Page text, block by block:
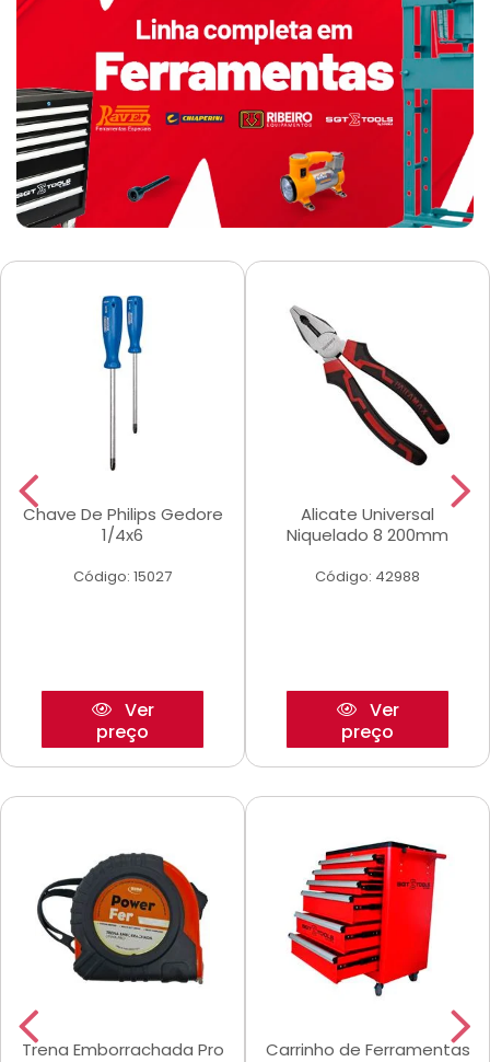
Chave De Philips Gedore
1/4x6
Código: 15027
Ver
preço
Alicate Universal
Niquelado 8 200mm
Código: 42988
Ver
preço
Trena Emborrachada Pro
Carrinho de Ferramentas